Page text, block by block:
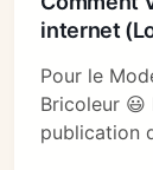
internet
Pour le
Bricoleur
publication